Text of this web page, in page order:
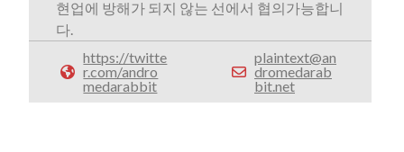
현업에 방해가 되지 않는 선에서 협의가능합니
다.
https://twitte
r.com/andro
medarabbit
plaintext@an
dromedarab
bit.net